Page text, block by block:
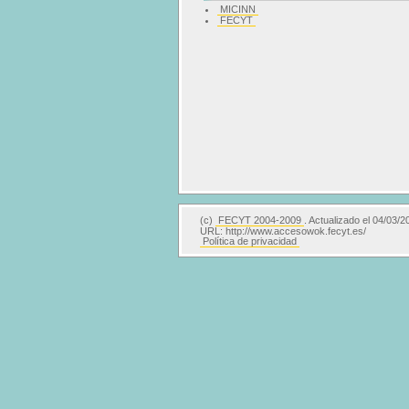
MICINN
FECYT
(c) FECYT 2004-2009
. Actualizado el 04/03/
URL: http://www.accesowok.fecyt.es/
Política de privacidad